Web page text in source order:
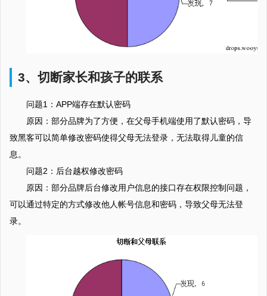
3、切断家长和孩子的联系
问题1：APP端存在默认密码
原因：部分品牌为了方便，在父母手机端使用了默认密码，导
致黑客可以简单修改密码使得父母无法登录，无法取得儿童的信
息。
问题2：后台越权修改密码
原因：部分品牌后台修改用户信息的接口存在权限控制问题，
可以通过特定的方式修改他人帐号信息和密码，导致父母无法登
录。